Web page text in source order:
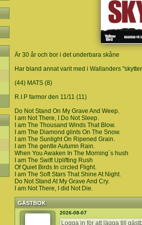
Är 30 år och bor i det underbara skåne
Har bland annat varit med i Wallanders
(44) MATS (8)
R.I.P farmor den 11/11 (11)
Do Not Stand On My Grave And Weep.
I am Not There, I Do Not Sleep.
I am The Thousand Winds That Blow.
I am The Diamond glints On The Snow.
I am The Sunlight On Ripened Grain.
I am The gentle Autumn Rain.
When You Awaken In The Morning´s hush
I am The Swift Uplifting Rush
Of Quiet Birds In circled Flight.
I am The Soft Stars That Shine At Night.
Do Not Stand At My Grave And Cry.
I am Not There, I did Not Die.
GÄSTBOK
2026-08-07